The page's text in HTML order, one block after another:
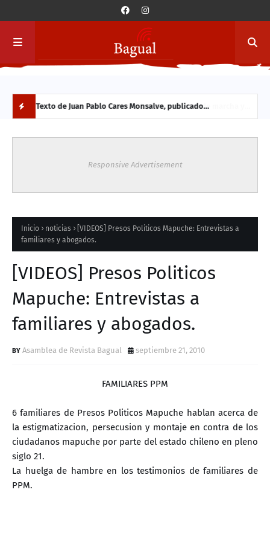
D
A
D
Texto de Juan Pablo Cares Monsalve, publicado
Responsive Advertisement
Inicio noticias
[VIDEOS] Presos Politicos Mapuche: Entrevistas a
familiares y abogados.
[VIDEOS] Presos Politicos
Mapuche: Entrevistas a
familiares y abogados.
Asamblea de Revista Bagual septiembre 21, 2010
FAMILIARES PPM
6 familiares de Presos Politicos Mapuche hablan acerca de
la estigmatizacion, persecusion y montaje en contra de los
ciudadanos mapuche por parte del estado chileno en pleno
siglo 21.
La huelga de hambre en los testimonios de familiares de
PPM.